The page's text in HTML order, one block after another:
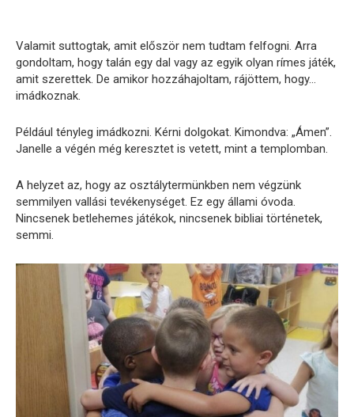
Valamit suttogtak, amit először nem tudtam felfogni. Arra
gondoltam, hogy talán egy dal vagy az egyik olyan rímes játék,
amit szerettek. De amikor hozzáhajoltam, rájöttem, hogy…
imádkoznak.
Például tényleg imádkozni. Kérni dolgokat. Kimondva: „Ámen”.
Janelle a végén még keresztet is vetett, mint a templomban.
A helyzet az, hogy az osztálytermünkben nem végzünk
semmilyen vallási tevékenységet. Ez egy állami óvoda.
Nincsenek betlehemes játékok, nincsenek bibliai történetek,
semmi.